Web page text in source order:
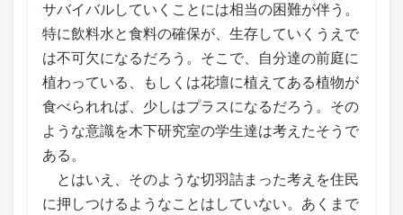
サバイバルしていくことには相当の困難が伴う。
特に飲料水と食料の確保が、生存していくうえで
は不可欠になるだろう。そこで、自分達の前庭に
植わっている、もしくは花壇に植えてある植物が
食べられれば、少しはプラスになるだろう。その
ような意識を木下研究室の学生達は考えたそうで
ある。
とはいえ、そのような切羽詰まった考えを住民
に押しつけるようなことはしていない。あくまで